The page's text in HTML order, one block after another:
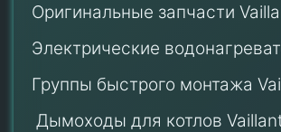
Оригинальные запчасти
Электрические
Группы быстрого монтажа
Дымоходы для котлов